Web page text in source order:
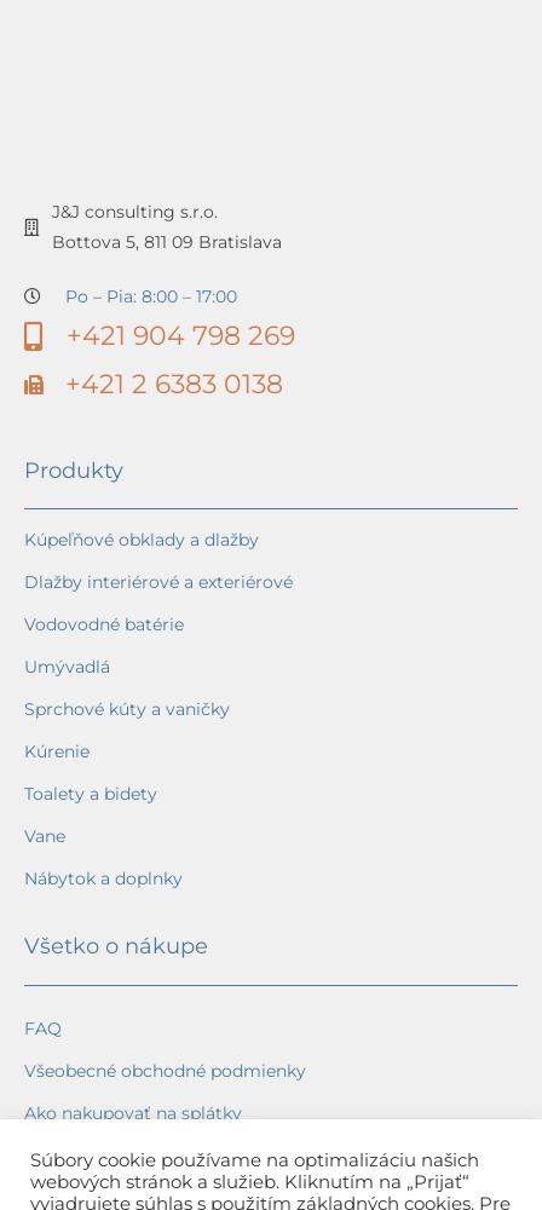
J&J consulting s.r.o.
Bottova 5, 811 09 Bratislava
Po – Pia: 8:00 – 17:00
+421 904 798 269
+421 2 6383 0138
Produkty
Kúpeľňové obklady a dlažby
Dlažby interiérové a exteriérové
Vodovodné batérie
Umývadlá
Sprchové kúty a vaničky
Kúrenie
Toalety a bidety
Vane
Nábytok a doplnky
Všetko o nákupe
FAQ
Všeobecné obchodné podmienky
Ako nakupovať na splátky
Ochrana osobných údajov
Reklamačný poriadok
Súbory cookie používame na optimalizáciu našich
webových stránok a služieb. Kliknutím na „Prijať“
vyjadrujete súhlas s použitím základných cookies. Pre